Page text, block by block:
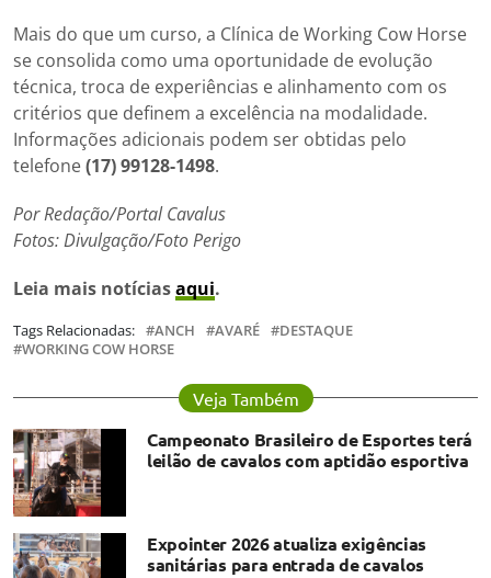
Mais do que um curso, a Clínica de Working Cow Horse
se consolida como uma oportunidade de evolução
técnica, troca de experiências e alinhamento com os
critérios que definem a excelência na modalidade.
Informações adicionais podem ser obtidas pelo
telefone(17) 99128-1498.
Por Redação/Portal Cavalus
Fotos: Divulgação/Foto Perigo
Leia mais notíciasaqui.
Tags Relacionadas: ANCH AVARÉ
DESTAQUE
WORKING COW HORSE
Veja Também
Campeonato Brasileiro de Esportes terá
leilão de cavalos com aptidão esportiva
Expointer 2026 atualiza exigências
sanitárias para entrada de cavalos